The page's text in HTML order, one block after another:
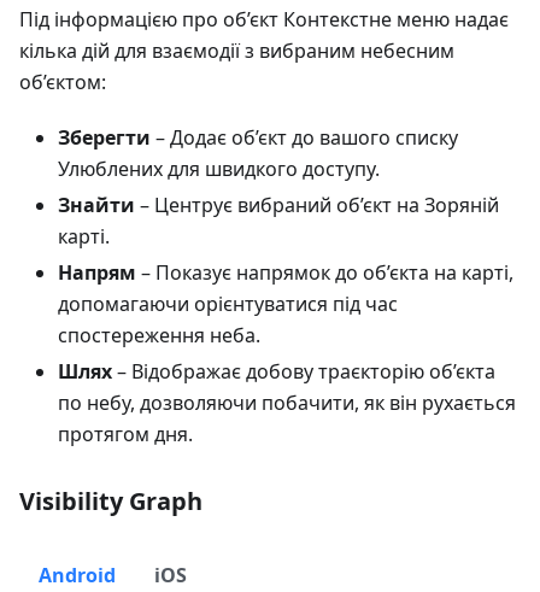
Під інформацією про об’єкт Контекстне меню надає
кілька дій для взаємодії з вибраним небесним
об’єктом:
Зберегти – Додає об’єкт до вашого списку
Улюблених для швидкого доступу.
Знайти – Центрує вибраний об’єкт на Зоряній
карті.
Напрям – Показує напрямок до об’єкта на карті,
допомагаючи орієнтуватися під час
спостереження неба.
Шлях– Відображає добову траєкторію об’єкта
по небу, дозволяючи побачити, як він рухається
протягом дня.
Visibility Graph
Android iOS